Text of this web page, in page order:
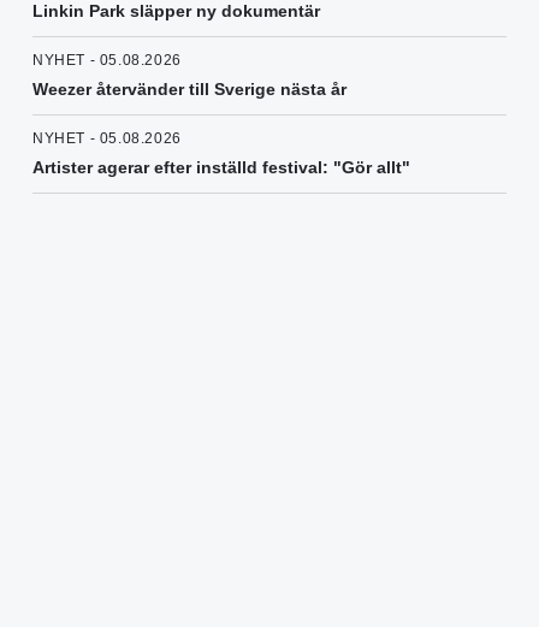
Linkin Park släpper ny dokumentär
NYHET - 05.08.2026
Weezer återvänder till Sverige nästa år
NYHET - 05.08.2026
Artister agerar efter inställd festival: "Gör allt"